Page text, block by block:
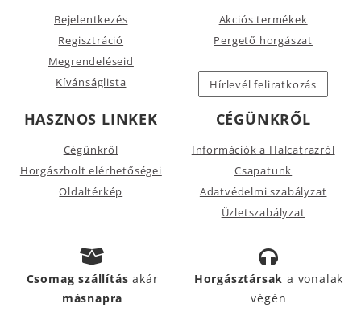
Bejelentkezés
Regisztráció
Megrendeléseid
Kívánságlista
Akciós termékek
Pergető horgászat
Hírlevél feliratkozás
HASZNOS LINKEK
Cégünkről
Horgászbolt elérhetőségei
Oldaltérkép
CÉGÜNKRŐL
Információk a Halcatrazról
Csapatunk
Adatvédelmi szabályzat
Üzletszabályzat
Csomag szállításakár
másnapra
Horgásztársak a vonalak
végén